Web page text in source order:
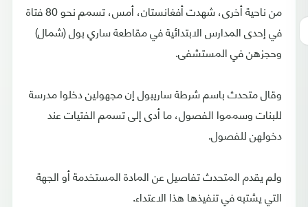
من ناحية أخرى، شهدت أفغانستان، أمس، تسمم نحو 80 فتاة
في إحدى المدارس الابتدائية في مقاطعة ساري بول (شمال)
وحجزهن في المستشفى.
وقال متحدث باسم شرطة ساريبول إن مجهولين دخلوا مدرسة
للبنات وسمموا الفصول، ما أدى إلى تسمم الفتيات عند
دخولهن للفصول.
ولم يقدم المتحدث تفاصيل عن المادة المستخدمة أو الجهة
التي يشتبه في تنفيذها هذا الاعتداء.